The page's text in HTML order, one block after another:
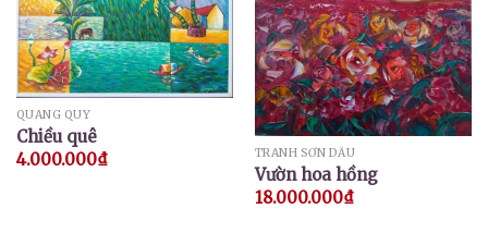
QUANG QUÝ
Chiều quê
4.000.000₫ TRANH SƠN DẦU
Vườn hoa hồng
18.000.000₫